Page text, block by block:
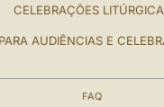
CELEBRAÇÕES
AUDIÊNCIAS E
FAQ